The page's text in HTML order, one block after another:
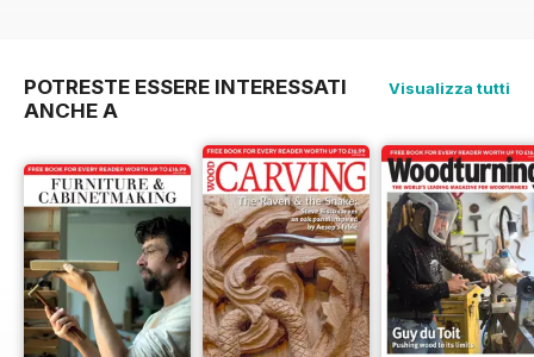
POTRESTE ESSERE INTERESSATI
ANCHE A
Visualizza tutti